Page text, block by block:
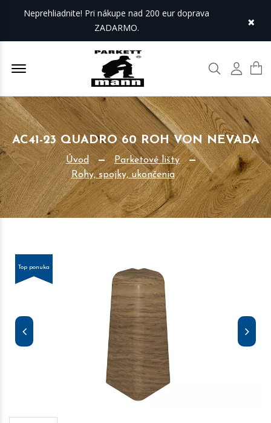
Neprehliadnite! Pri nákupe nad 200 eur doprava
ZADARMO.
×
Offcanvas Menu Open Hľadať Môj
AC41-23 QUADRO 60 ROH VON NEVADA
Úvod
Parketové lišty
Rohy, spojky, ukončenia
Top ponuka